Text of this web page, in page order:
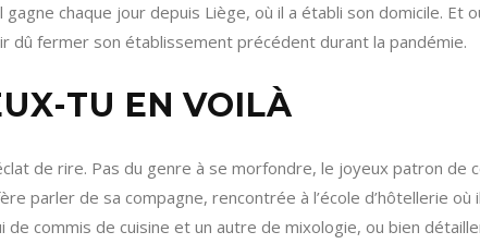
chaque jour depuis Liège, où il a établi son domicile. Et
dû fermer son établissement précédent durant la pandémie.
TU EN VOILÀ
de rire. Pas du genre à se morfondre, le joyeux patron de
parler de sa compagne, rencontrée à l’école d’hôtellerie où
commis de cuisine et un autre de mixologie, ou bien